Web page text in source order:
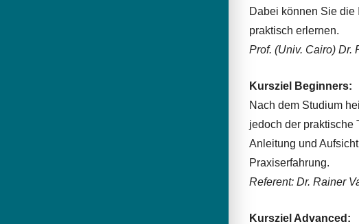
Dabei können Sie die
praktisch erlernen.
Prof. (Univ. Cairo) Dr.
Kursziel Beginners:
Nach dem Studium
jedoch der praktische
Anleitung und
Praxiserfahrung.
Referent: Dr. Rainer
Kursziel Advanced: